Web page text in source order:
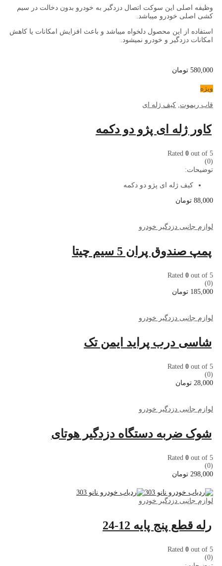
وظیفه اصلی این سوکت اتصال دزدگیر به خودرو بدون دخالت در سیم
کشی اصلی خودرو میباشد.
استفاده از این محصول دلخواه میباشد و باعث افزایش امکانات یا کاهش
امکانات دزدگیر و خودرو نمیشود.
580,000 تومان
ویژه
قاب ریموت کیف ژله ای
کاور ژله ای پژو دو دکمه
Rated 0 out of 5
(0)
توضیحات:
کیف ژله ای پژو دو دکمه
88,000 تومان
لوازم جانبی دزدگیر خودرو
پمپ صندوق پران 5 سیم چیتا
Rated 0 out of 5
(0)
185,000 تومان
لوازم جانبی دزدگیر خودرو
شاسی درب پراید ایمن تک
Rated 0 out of 5
(0)
28,000 تومان
لوازم جانبی دزدگیر خودرو
شوک ضربه دستگاه دزدگیر هوتای
Rated 0 out of 5
(0)
298,000 تومان
لوازم جانبی دزدگیر خودرو
رله قطع پنج پایه 12-24
Rated 0 out of 5
(0)